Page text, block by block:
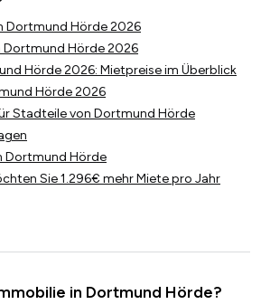
Dortmund Hörde 2026
Dortmund Hörde 2026
Hörde 2026: Mietpreise im Überblick
Hörde 2026
Stadteile von Dortmund Hörde
Dortmund Hörde
Sie 1.296€ mehr Miete pro Jahr
in Dortmund Hörde?